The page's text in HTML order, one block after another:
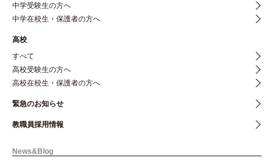
中学受験生の方へ
中学在校生・保護者の方へ
高校
すべて
高校受験生の方へ
高校在校生・保護者の方へ
緊急のお知らせ
教職員採用情報
News&Blog